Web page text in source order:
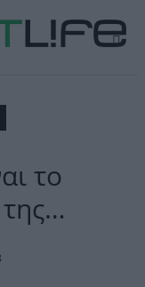
το